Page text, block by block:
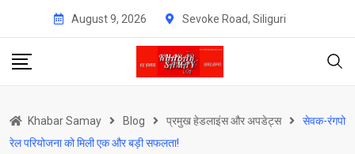
content
August 9, 2026 Sevoke Road, Siliguri
Khabar Samay Blog प्रमुख हेडलाइंस और अपडेट्स
सेवक-रंगपो
रेल परियोजना को मिली एक और बड़ी सफलता!